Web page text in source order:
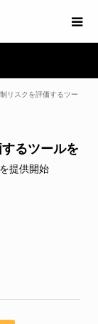
リスクを評価するツー
るツールを